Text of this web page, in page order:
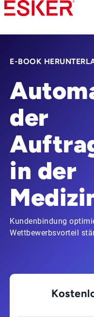
Skip
to
content
E-BOOK
der
in der
Kundenbindung
Wettbewerbsvorteil